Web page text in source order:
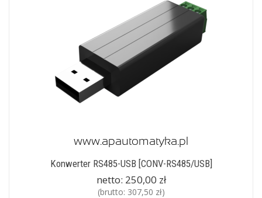
Konwerter RS485-USB [CONV-RS485/USB]
netto: 250,00 zł
(brutto: 307,50 zł)